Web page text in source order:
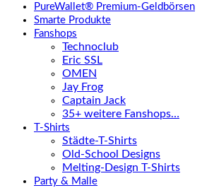
PureWallet® Premium-Geldbörsen
Smarte Produkte
Fanshops
Technoclub
Eric SSL
OMEN
Jay Frog
Captain Jack
35+ weitere Fanshops…
T-Shirts
Städte-T-Shirts
Old-School Designs
Melting-Design T-Shirts
Party & Malle